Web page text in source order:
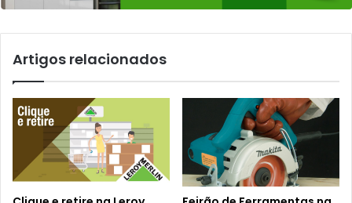
Artigos relacionados